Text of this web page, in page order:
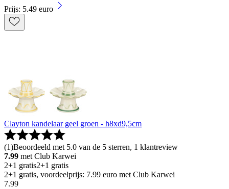
Prijs: 5.49 euro
Clayton kandelaar geel groen - h8xd9,5cm
(1)Beoordeeld met 5.0 van de 5 sterren, 1 klantreview
7.99 met Club Karwei
2+1 gratis2+1 gratis
2+1 gratis, voordeelprijs: 7.99 euro met Club Karwei
7.99